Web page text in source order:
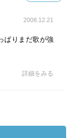
2008.12.21
ぱりまだ歌が強
詳細をみる